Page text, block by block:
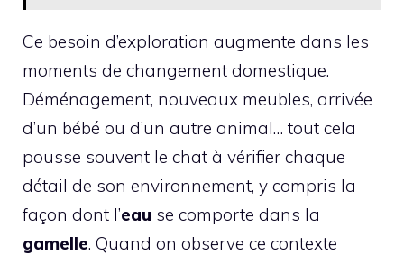
Ce besoin d’exploration augmente dans les
moments de changement domestique.
Déménagement, nouveaux meubles, arrivée
d’un bébé ou d’un autre animal… tout cela
pousse souvent le chat à vérifier chaque
détail de son environnement, y compris la
façon dont l’eau se comporte dans la
gamelle. Quand on observe ce contexte